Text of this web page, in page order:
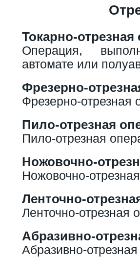
Токарно-отрезная
Операция,
автомате или
Фрезерно-
Фрезерно-отрезная
Пило-отрезная
Пило-отрезная
Ножовочно-
Ножовочно-
Ленточно-
Ленточно-отрезная
Абразивно-
Абразивно-